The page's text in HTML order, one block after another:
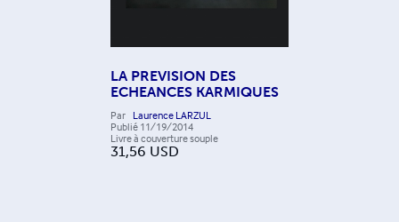
LA PREVISION DES
ECHEANCES KARMIQUES
Par Laurence LARZUL
Publié 11/19/2014
Livre à couverture souple
31,56 USD